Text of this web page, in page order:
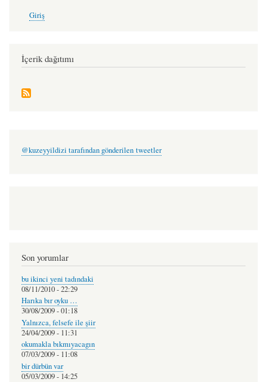
zafer
yalçınpınar
account
Giriş
İçerik dağıtımı
@kuzeyyildizi tarafından gönderilen tweetler
Son yorumlar
bu ikinci yeni tadındaki
08/11/2010 - 22:29
Harıka bır oyku …
30/08/2009 - 01:18
Yalnızca, felsefe ile şiir
24/04/2009 - 11:31
okumakla bıkmıyacagın
07/03/2009 - 11:08
bir dürbün var
05/03/2009 - 14:25